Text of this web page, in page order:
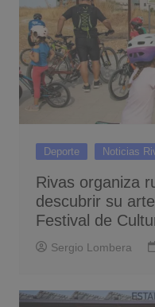
Deporte Noticias
Rivas organiza
descubrir su
Festival de
Sergio Lombera